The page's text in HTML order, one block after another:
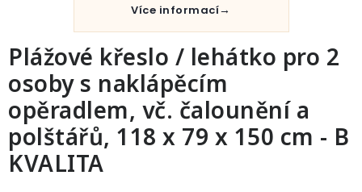
Plážové křeslo / lehátko pro 2
osoby s naklápěcím
opěradlem, vč. čalounění a
polštářů, 118 x 79 x 150 cm - B
KVALITA
Více informací